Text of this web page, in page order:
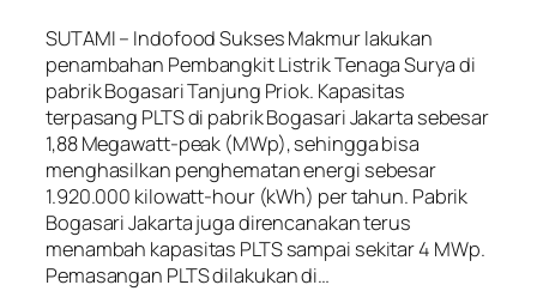
SUTAMI – Indofood Sukses Makmur lakukan
penambahan Pembangkit Listrik Tenaga Surya di
pabrik Bogasari Tanjung Priok. Kapasitas
terpasang PLTS di pabrik Bogasari Jakarta sebesar
1,88 Megawatt-peak (MWp), sehingga bisa
menghasilkan penghematan energi sebesar
1.920.000 kilowatt-hour (kWh) per tahun. Pabrik
Bogasari Jakarta juga direncanakan terus
menambah kapasitas PLTS sampai sekitar 4 MWp.
Pemasangan PLTS dilakukan di…